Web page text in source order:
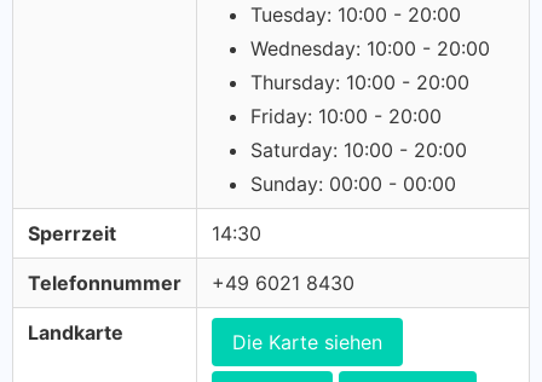
Tuesday: 10:00 - 20:00
Wednesday: 10:00 - 20:00
Thursday: 10:00 - 20:00
Friday: 10:00 - 20:00
Saturday: 10:00 - 20:00
Sunday: 00:00 - 00:00
Sperrzeit 14:30
Telefonnummer +49 6021 8430
Landkarte Die Karte siehen